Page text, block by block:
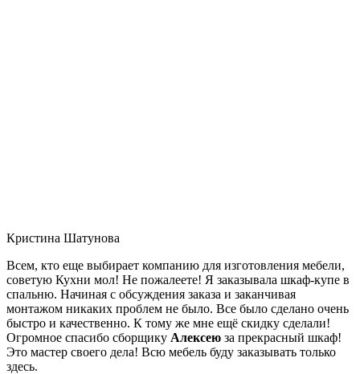
Кристина Шатунова
Всем, кто еще выбирает компанию для изготовления мебели,
советую Кухни мол! Не пожалеете! Я заказывала шкаф-купе в
спальню. Начиная с обсуждения заказа и заканчивая
монтажом никаких проблем не было. Все было сделано очень
быстро и качественно. К тому же мне ещё скидку сделали!
Огромное спасибо сборщику Алексею за прекрасный шкаф!
Это мастер своего дела! Всю мебель буду заказывать только
здесь.